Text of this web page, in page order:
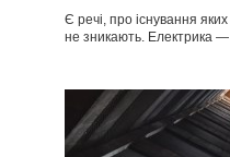
Є речі, про існування
не зникають. Електрика —